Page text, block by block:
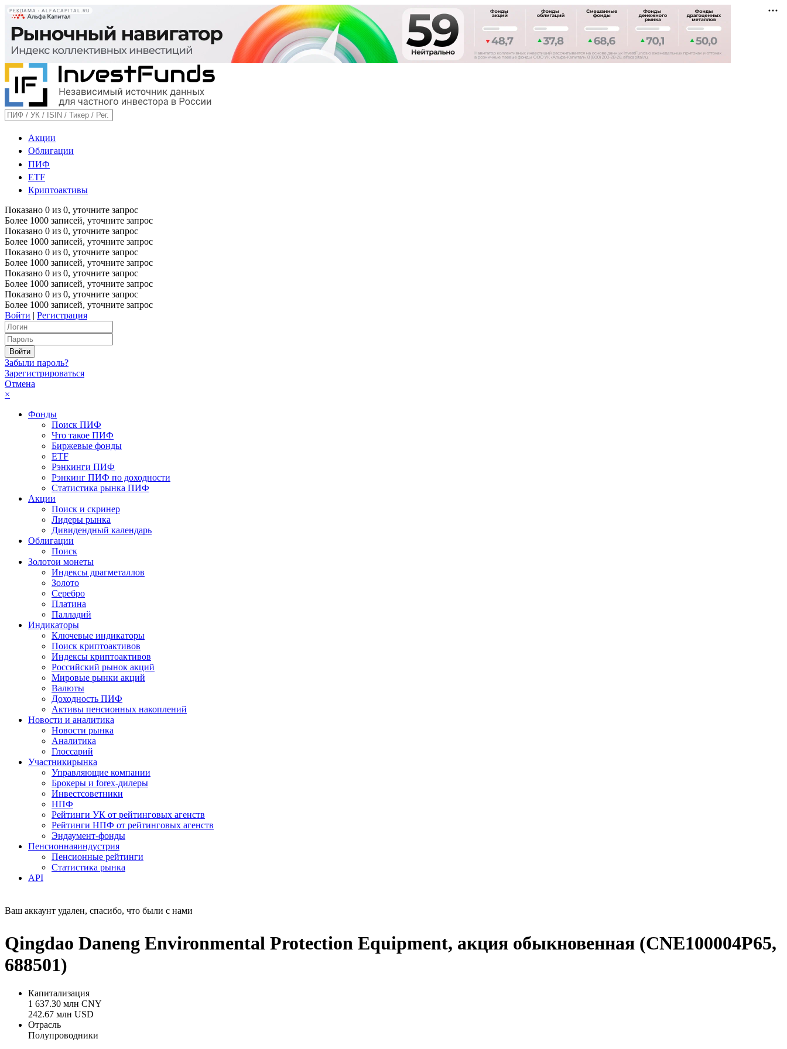
РЕКЛАМА • ALFACAPITAL.RU
Акции
Облигации
ПИФ
ETF
Криптоактивы
Показано 0 из 0, уточните запрос
Более 1000 записей, уточните запрос
Показано 0 из 0, уточните запрос
Более 1000 записей, уточните запрос
Показано 0 из 0, уточните запрос
Более 1000 записей, уточните запрос
Показано 0 из 0, уточните запрос
Более 1000 записей, уточните запрос
Показано 0 из 0, уточните запрос
Более 1000 записей, уточните запрос
Войти | Регистрация
Забыли пароль?
Зарегистрироваться
Отмена
×
Фонды
Поиск ПИФ
Что такое ПИФ
Биржевые фонды
ETF
Рэнкинги ПИФ
Рэнкинг ПИФ по доходности
Статистика рынка ПИФ
Акции
Поиск и скринер
Лидеры рынка
Дивидендный календарь
Облигации
Поиск
Золотои монеты
Индексы драгметаллов
Золото
Серебро
Платина
Палладий
Индикаторы
Ключевые индикаторы
Поиск криптоактивов
Индексы криптоактивов
Российский рынок акций
Мировые рынки акций
Валюты
Доходность ПИФ
Активы пенсионных накоплений
Новости и аналитика
Новости рынка
Аналитика
Глоссарий
Участникирынка
Управляющие компании
Брокеры и forex-дилеры
Инвестсоветники
НПФ
Рейтинги УК от рейтинговых агенств
Рейтинги НПФ от рейтинговых агенств
Эндаумент-фонды
Пенсионнаяиндустрия
Пенсионные рейтинги
Статистика рынка
API
Ваш аккаунт удален, спасибо, что были с нами
Qingdao Daneng Environmental Protection Equipment, акция обыкновенная (CNE100004P65,
688501)
Капитализация
1 637.30 млн CNY
242.67 млн USD
Отрасль
Полупроводники